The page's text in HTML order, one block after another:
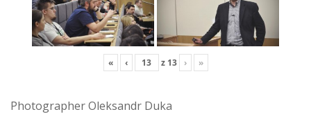
« ‹ z 13 › »
Photographer Oleksandr Duka